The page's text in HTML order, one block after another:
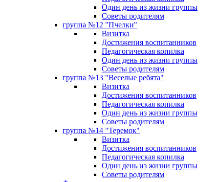
Один день из жизни группы
Советы родителям
группа №12 "Пчелки"
Визитка
Достижения воспитанников
Педагогическая копилка
Один день из жизни группы
Советы родителям
группа №13 "Веселые ребята"
Визитка
Достижения воспитанников
Педагогическая копилка
Один день из жизни группы
Советы родителям
группа №14 "Теремок"
Визитка
Достижения воспитанников
Педагогическая копилка
Один день из жизни группы
Советы родителям